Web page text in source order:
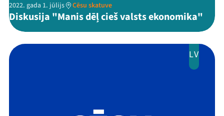
Festivāls
Jaunumi
2022. gada 1. jūlijs Cēsu skatuve
Diskusija "Manis dēļ cieš valsts ekonomika"
LV